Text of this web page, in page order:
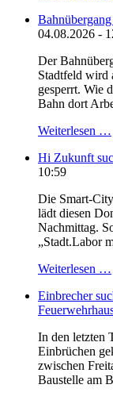
04.08.2026 -
Der
Stadtfeld wird
gesperrt. Wie
Bahn dort
Weiterlesen …
Hi Zukunft
10:59
Die Smart-
lädt diesen
Nachmittag.
„Stadt.Labor
Weiterlesen …
Einbrecher
In den letzten
Einbrüchen
zwischen
Baustelle am